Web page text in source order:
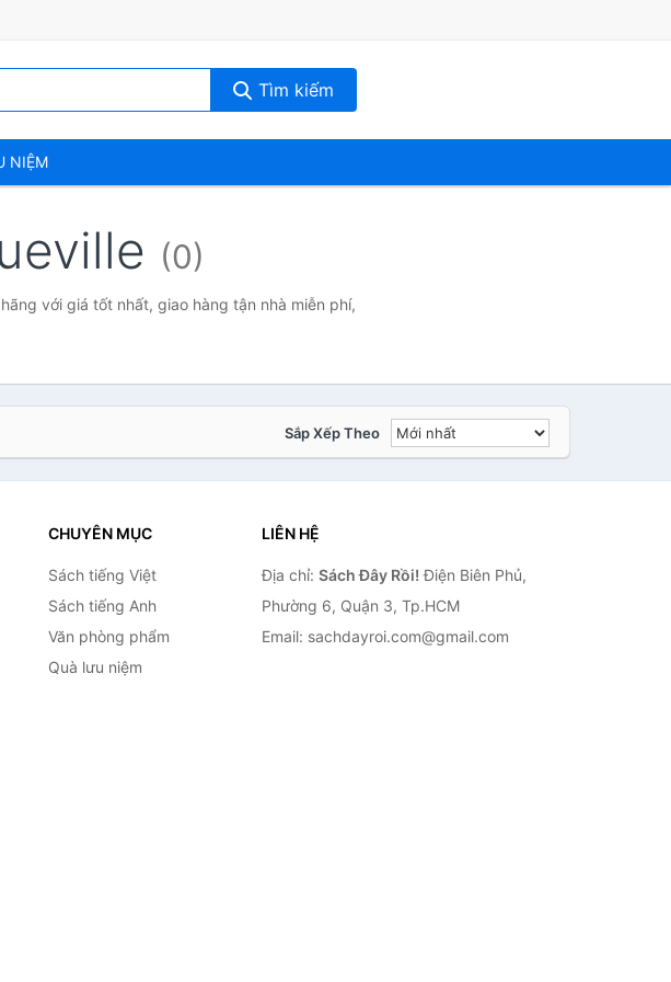
Tìm kiếm
NIỆM
(0)
với giá tốt nhất, giao hàng tận nhà miễn phí,
Sắp Xếp Theo
CHUYÊN MỤC
Sách tiếng Việt
Sách tiếng Anh
Văn phòng phẩm
Quà lưu niệm
LIÊN HỆ
Địa chỉ: Sách Đây Rồi! Điện Biên Phủ,
Phường 6, Quận 3, Tp.HCM
Email: sachdayroi.com@gmail.com